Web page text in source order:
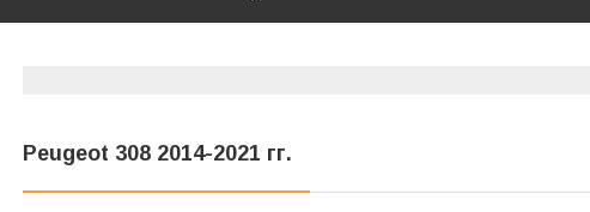
Peugeot 308 2014-2021 гг.